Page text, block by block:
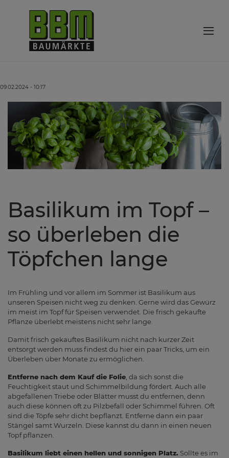
09.02.2024 - 10:17
Basilikum im Topf –
so überleben die
Töpfchen lange
Im Frühling und vor allem im Sommer ist Basilikum aus
unseren Speisen nicht weg zu denken. Gerne wird das Gewürz
im meist im Topf für Speisen verwendet. Die frisch gekaufte
Pflanze überlebt meistens nicht sehr lange.
Damit frisch gekauftes Basilikum nicht nach kurzer Zeit
entsorgt werden muss findest du hier ein paar Tricks, um ein
Überleben über Monate zu ermöglichen.
Entferne nach dem Kauf die Folie , da sich sonst die
Feuchtigkeit staut und Schimmelbildung fördert. Auch alle
abgefallenen Triebe oder Blätter musst du entfernen, denn
auch diese können oft zu Pilzbefall oder Schimmel führen. Oft
sind die Töpfe sehr dicht bepflanzt. Entferne dann ein paar
Stängel samt Wurzeln. Diese kannst du dann in einen neuen
Topf pflanzen.
Basilikum liebt einen hellen und sonnigen Platz. Sollte es im